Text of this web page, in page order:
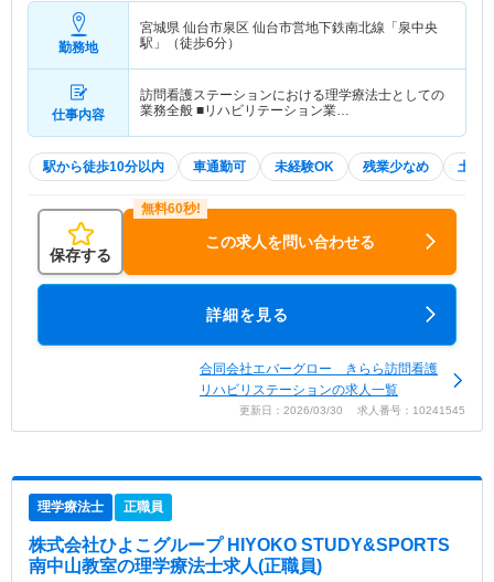
勤務地
宮城県 仙台市泉区 仙台市営地下鉄南北線「泉中央
駅」（徒歩6分）
仕事内容
訪問看護ステーションにおける理学療法士としての
業務全般 ■リハビリテーション業…
駅から徒歩10分以内 車通勤可 未経験OK 残業少なめ 土日
保存する
この求人を問い合わせる
詳細を見る
合同会社エバーグロー きらら訪問看護
リハビリステーションの求人一覧
更新日：2026/03/30 求人番号：10241545
理学療法士 正職員
株式会社ひよこグループ HIYOKO STUDY&SPORTS
南中山教室の理学療法士求人(正職員)